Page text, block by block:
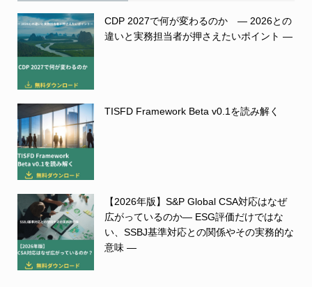
CDP 2027で何が変わるのか ― 2026との
違いと実務担当者が押さえたいポイント ―
TISFD Framework Beta v0.1を読み解く
【2026年版】S&P Global CSA対応はなぜ
広がっているのか― ESG評価だけではな
い、SSBJ基準対応との関係やその実務的な
意味 ―